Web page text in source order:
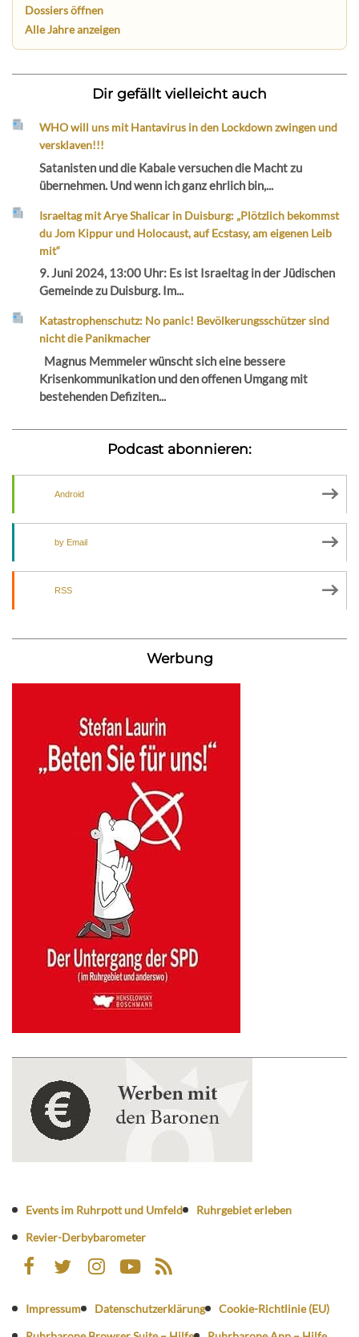
Dossiers öffnen
Alle Jahre anzeigen
Dir gefällt vielleicht auch
WHO will uns mit Hantavirus in den Lockdown zwingen und
versklaven!!!
Satanisten und die Kabale versuchen die Macht zu
übernehmen. Und wenn ich ganz ehrlich bin,...
Israeltag mit Arye Shalicar in Duisburg: „Plötzlich bekommst
du Jom Kippur und Holocaust, auf Ecstasy, am eigenen Leib
mit“
9. Juni 2024, 13:00 Uhr: Es ist Israeltag in der Jüdischen
Gemeinde zu Duisburg. Im...
Katastrophenschutz: No panic! Bevölkerungsschützer sind
nicht die Panikmacher
Magnus Memmeler wünscht sich eine bessere
Krisenkommunikation und den offenen Umgang mit
bestehenden Defiziten...
Podcast abonnieren:
Android
by Email
RSS
Werbung
Events im Ruhrpott und Umfeld
Ruhrgebiet erleben
Revier-Derbybarometer
Impressum Datenschutzerklärung
Cookie-Richtlinie (EU)